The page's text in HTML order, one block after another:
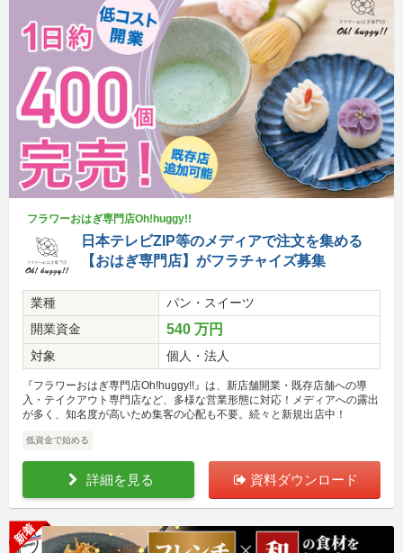
フラワーおはぎ専門店Oh!huggy!!
日本テレビZIP等のメディアで注文を集める
【おはぎ専門店】がフラチャイズ募集
業種
パン・スイーツ
開業資金
540 万円
対象 個人・法人
『フラワーおはぎ専門店Oh!huggy!!』は、新店舗開業・既存店舗への導
入・テイクアウト専門店など、多様な営業形態に対応！メディアへの露出
が多く、知名度が高いため集客の心配も不要。続々と新規出店中！
低資金で始める
詳細を見る 資料ダウンロード
新着